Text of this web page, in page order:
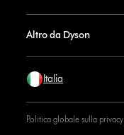
Altro da Dyson
Italia
Politica globale sulla privacy